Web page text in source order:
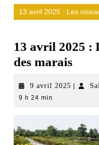
13 avril 2025 : Les
13 avril 2025 :
des marais
9 avril 2025 9
9 h 24 min